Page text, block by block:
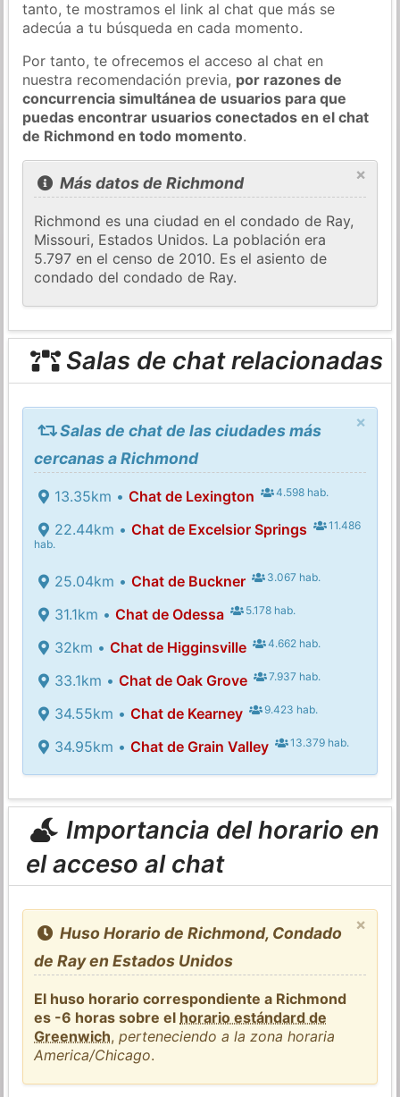
tanto, te mostramos el link al chat que más se
adecúa a tu búsqueda en cada momento.
Por tanto, te ofrecemos el acceso al chat en
nuestra recomendación previa, por razones de
concurrencia simultánea de usuarios para que
puedas encontrar usuarios conectados en el chat
de Richmond en todo momento.
×
Más datos de Richmond
Richmond es una ciudad en el condado de Ray,
Missouri, Estados Unidos. La población era
5.797 en el censo de 2010. Es el asiento de
condado del condado de Ray.
Salas de chat relacionadas
×
Salas de chat de las ciudades más
cercanas a Richmond
13.35km • Chat de Lexington 4.598 hab.
22.44km • Chat de Excelsior Springs
11.486
hab.
25.04km • Chat de Buckner 3.067 hab.
31.1km • Chat de Odessa 5.178 hab.
32km • Chat de Higginsville 4.662 hab.
33.1km • Chat de Oak Grove 7.937 hab.
34.55km • Chat de Kearney 9.423 hab.
34.95km • Chat de Grain Valley 13.379 hab.
Importancia del horario en
el acceso al chat
×
Huso Horario de Richmond, Condado
de Ray en Estados Unidos
El huso horario correspondiente a Richmond
es -6 horas sobre el horario estándard de
Greenwich,perteneciendo a la zona horaria
America/Chicago.